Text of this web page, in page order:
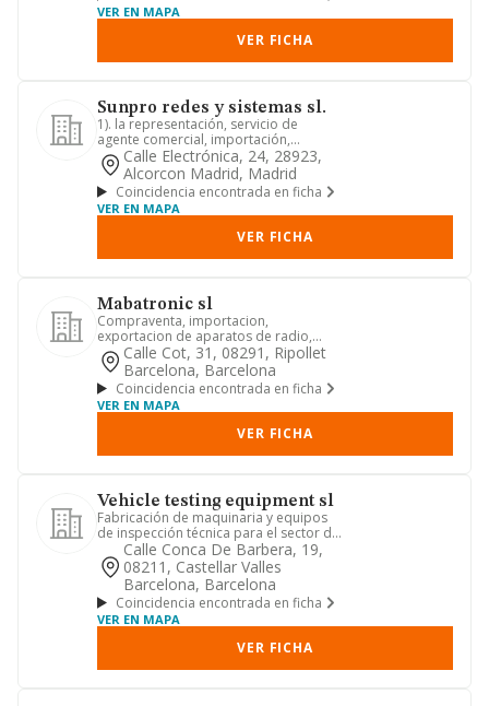
VER EN MAPA
VER FICHA
Sunpro redes y sistemas sl.
1). la representación, servicio de
agente comercial, importación,
exportación, fabricación, tenenci...
Calle Electrónica, 24, 28923,
Alcorcon Madrid, Madrid
Coincidencia encontrada en ficha
VER EN MAPA
VER FICHA
Mabatronic sl
Compraventa, importacion,
exportacion de aparatos de radio,
telefonia. audio. video, conectores.
ca...
Calle Cot, 31, 08291, Ripollet
Barcelona, Barcelona
Coincidencia encontrada en ficha
VER EN MAPA
VER FICHA
Vehicle testing equipment sl
Fabricación de maquinaria y equipos
de inspección técnica para el sector de
la automoción.
Calle Conca De Barbera, 19,
08211, Castellar Valles
Barcelona, Barcelona
Coincidencia encontrada en ficha
VER EN MAPA
VER FICHA